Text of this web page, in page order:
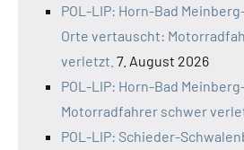
POL-LIP: Horn-Bad
Orte vertauscht:
verletzt. 7. August 2026
POL-LIP: Horn-Bad
Motorradfahrer schwer
POL-LIP: Schieder-